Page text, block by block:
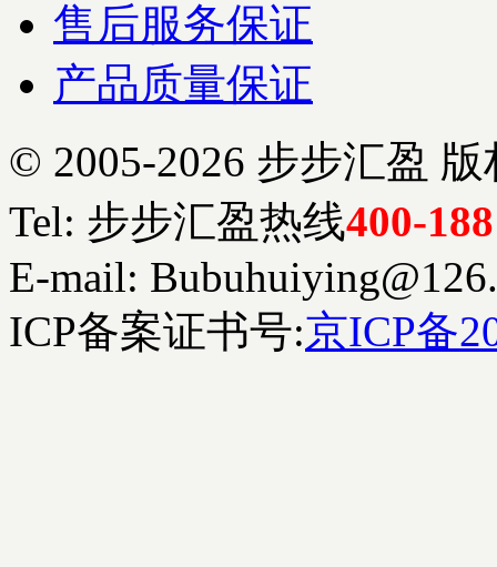
售后服务保证
产品质量保证
© 2005-2026 步步汇盈
Tel: 步步汇盈热线400-
E-mail:
ICP备案证书号:京ICP备